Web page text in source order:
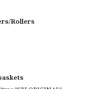
Rollers